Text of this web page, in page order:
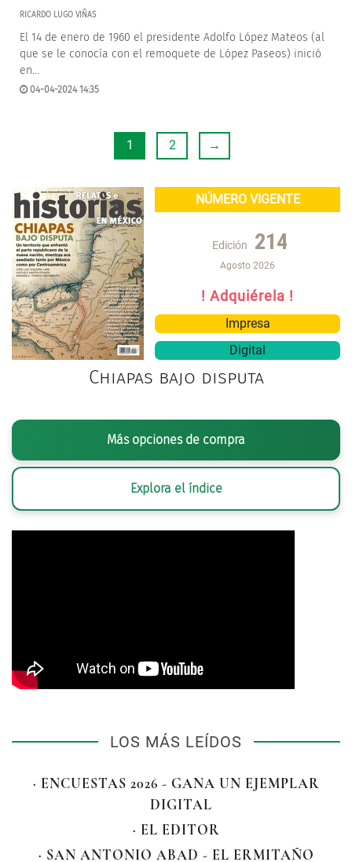
RICARDO LUGO VIÑAS
El 14 de enero de 1960 el presidente Adolfo López Mateos (al
que se le conocía con el remoquete de López Paseos) inició
en...
04-04-2024 14:35
1 2 →
NÚMERO VIGENTE
Edición 214
Agosto 2026
! Adquiérela !
Impresa
Digital
Chiapas bajo disputa
Más opciones de compra
Explora el índice
LOS MÁS LEÍDOS
· ENCUESTAS 2026 - GANA UN EJEMPLAR
DIGITAL
· EL EDITOR
· SAN ANTONIO ABAD - EL ERMITAÑO